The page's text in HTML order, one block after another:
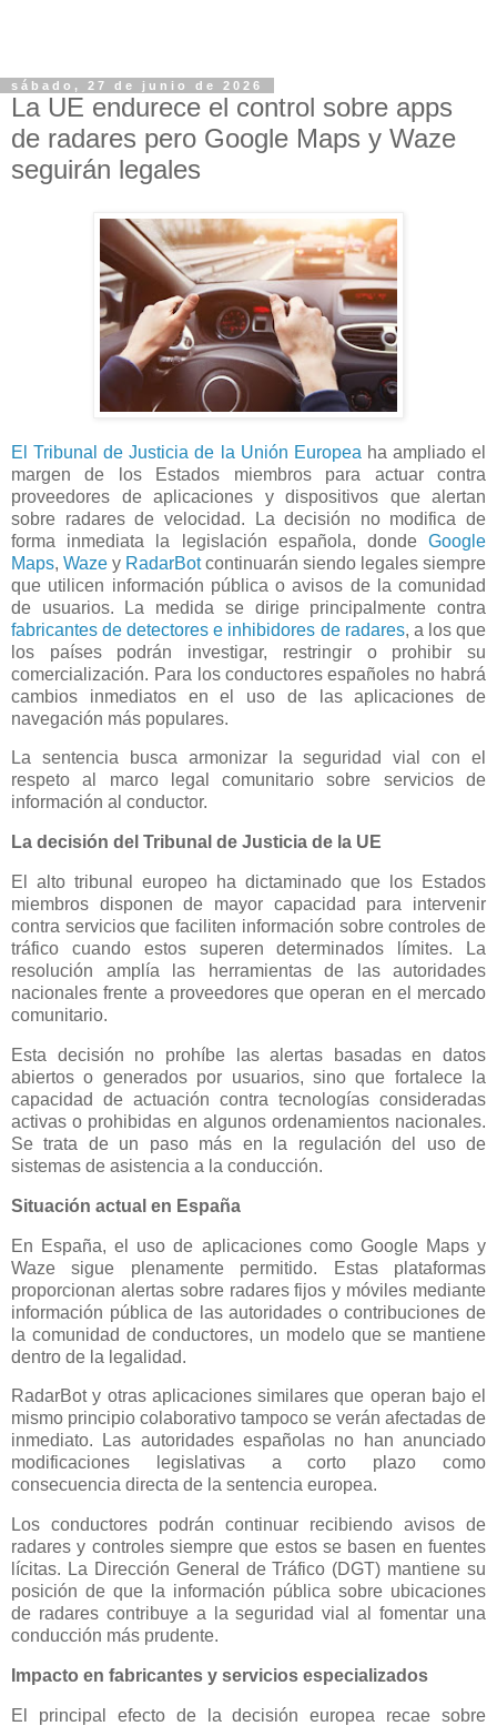
sábado, 27 de junio de 2026
La UE endurece el control sobre apps
de radares pero Google Maps y Waze
seguirán legales
El Tribunal de Justicia de la Unión Europea ha ampliado el
margen de los Estados miembros para actuar contra
proveedores de aplicaciones y dispositivos que alertan
sobre radares de velocidad. La decisión no modifica de
forma inmediata la legislación española, donde Google
Maps, Waze y RadarBotcontinuarán siendo legales siempre
que utilicen información pública o avisos de la comunidad
de usuarios. La medida se dirige principalmente contra
fabricantes de detectores e inhibidores de radares, a los que
los países podrán investigar, restringir o prohibir su
comercialización. Para los conductores españoles no habrá
cambios inmediatos en el uso de las aplicaciones de
navegación más populares.
La sentencia busca armonizar la seguridad vial con el
respeto al marco legal comunitario sobre servicios de
información al conductor.
La decisión del Tribunal de Justicia de la UE
El alto tribunal europeo ha dictaminado que los Estados
miembros disponen de mayor capacidad para intervenir
contra servicios que faciliten información sobre controles de
tráfico cuando estos superen determinados límites. La
resolución amplía las herramientas de las autoridades
nacionales frente a proveedores que operan en el mercado
comunitario.
Esta decisión no prohíbe las alertas basadas en datos
abiertos o generados por usuarios, sino que fortalece la
capacidad de actuación contra tecnologías consideradas
activas o prohibidas en algunos ordenamientos nacionales.
Se trata de un paso más en la regulación del uso de
sistemas de asistencia a la conducción.
Situación actual en España
En España, el uso de aplicaciones como Google Maps y
Waze sigue plenamente permitido. Estas plataformas
proporcionan alertas sobre radares fijos y móviles mediante
información pública de las autoridades o contribuciones de
la comunidad de conductores, un modelo que se mantiene
dentro de la legalidad.
RadarBot y otras aplicaciones similares que operan bajo el
mismo principio colaborativo tampoco se verán afectadas de
inmediato. Las autoridades españolas no han anunciado
modificaciones legislativas a corto plazo como
consecuencia directa de la sentencia europea.
Los conductores podrán continuar recibiendo avisos de
radares y controles siempre que estos se basen en fuentes
lícitas. La Dirección General de Tráfico (DGT) mantiene su
posición de que la información pública sobre ubicaciones
de radares contribuye a la seguridad vial al fomentar una
conducción más prudente.
Impacto en fabricantes y servicios especializados
El principal efecto de la decisión europea recae sobre